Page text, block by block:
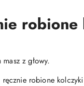
z głowy.
robione